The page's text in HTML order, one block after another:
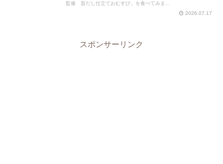
監修 旨だし仕立ておむすび」を食べてみま...
2026.07.17
スポンサーリンク